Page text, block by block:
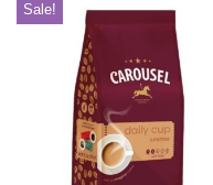
Sale!